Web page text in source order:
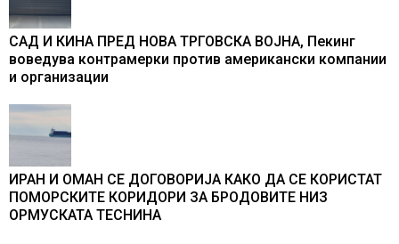
САД И КИНА ПРЕД НОВА ТРГОВСКА ВОЈНА, Пекинг
воведува контрамерки против американски компании
и организации
ИРАН И ОМАН СЕ ДОГОВОРИЈА КАКО ДА СЕ КОРИСТАТ
ПОМОРСКИТЕ КОРИДОРИ ЗА БРОДОВИТЕ НИЗ
ОРМУСКАТА ТЕСНИНА